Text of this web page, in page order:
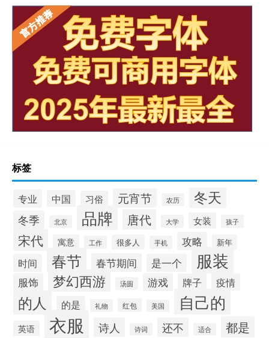
标签
专业 中国 习俗 元宵节 农历 冬天
冬季 北京 品牌 唐代 大学 女装 孩子
宋代 寓意 工作 很多人 手机 攻略 新年
时间 春节 春节期间 是一个 服装
服饰 梦幻西游 汤圆 游戏 牌子 疫情
的人 的是 礼物 红包 美国 自己的
英语 衣服 诗人 诗词 还不 适合 都是